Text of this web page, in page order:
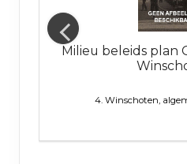
Milieu beleids plan
4. Winschoten,